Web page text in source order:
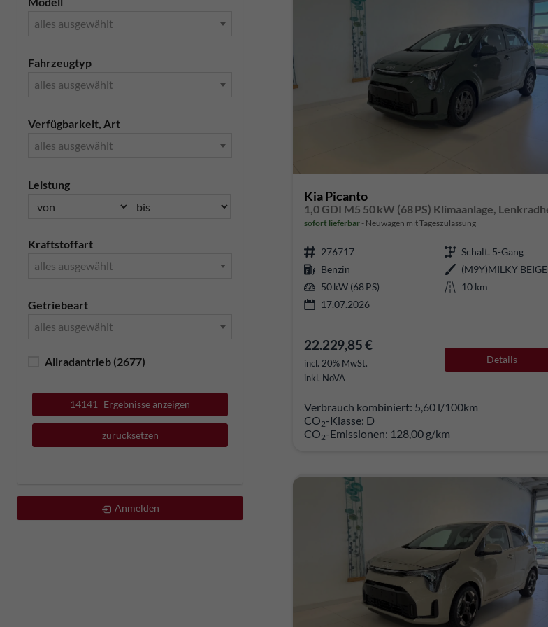
Kia Picanto
sofort lieferbar Neuwagen mit Tageszulassung
276717
Schalt. 5-Gang
Benzin
(M9Y)MILKY BEIGE
50 kW (68 PS)
10 km
17.07.2026
22.229,85 €
incl. 20% MwSt.
inkl. NoVA
Details
Verbrauch kombiniert: 5,60 l/100km
CO2-Klasse: D
CO2-Emissionen: 128,00 g/km
alles ausgewählt
Fahrzeugtyp
alles ausgewählt
Verfügbarkeit, Art
alles ausgewählt
Leistung
Kraftstoffart
alles ausgewählt
Getriebeart
alles ausgewählt
Allradantrieb (2677)
14141 Ergebnisse anzeigen
zurücksetzen
Anmelden